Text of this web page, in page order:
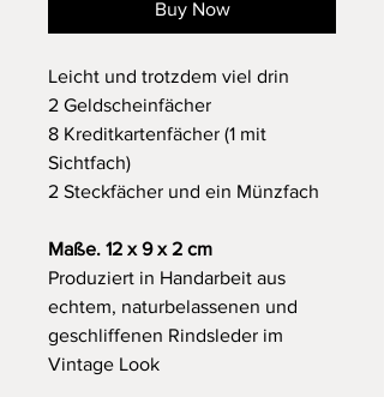
Buy Now
Leicht und trotzdem viel drin
2 Geldscheinfächer
8 Kreditkartenfächer (1 mit
Sichtfach)
2 Steckfächer und ein Münzfach
Maße. 12 x 9 x 2 cm
Produziert in Handarbeit aus
echtem, naturbelassenen und
geschliffenen Rindsleder im
Vintage Look